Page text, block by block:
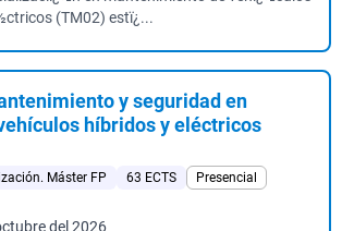
(TM02) estï¿...
y seguridad en
híbridos y eléctricos
Máster FP 63 ECTS
Presencial
del 2026